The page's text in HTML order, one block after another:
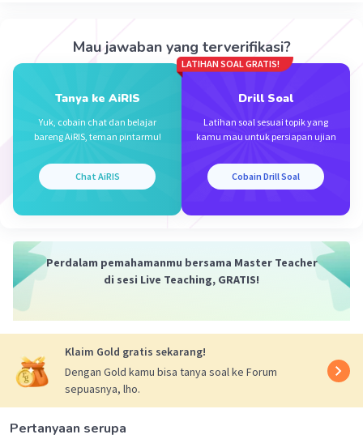
Mau jawaban yang terverifikasi?
Tanya ke AiRIS
Yuk, cobain chat dan belajar
bareng AiRIS, teman pintarmu!
Chat AiRIS
LATIHAN SOAL GRATIS!
Drill Soal
Latihan soal sesuai topik yang
kamu mau untuk persiapan ujian
Cobain Drill Soal
Perdalam pemahamanmu bersama Master Teacher
di sesi Live Teaching, GRATIS!
Klaim Gold gratis sekarang!
Dengan Gold kamu bisa tanya soal ke Forum
sepuasnya, lho.
Pertanyaan serupa